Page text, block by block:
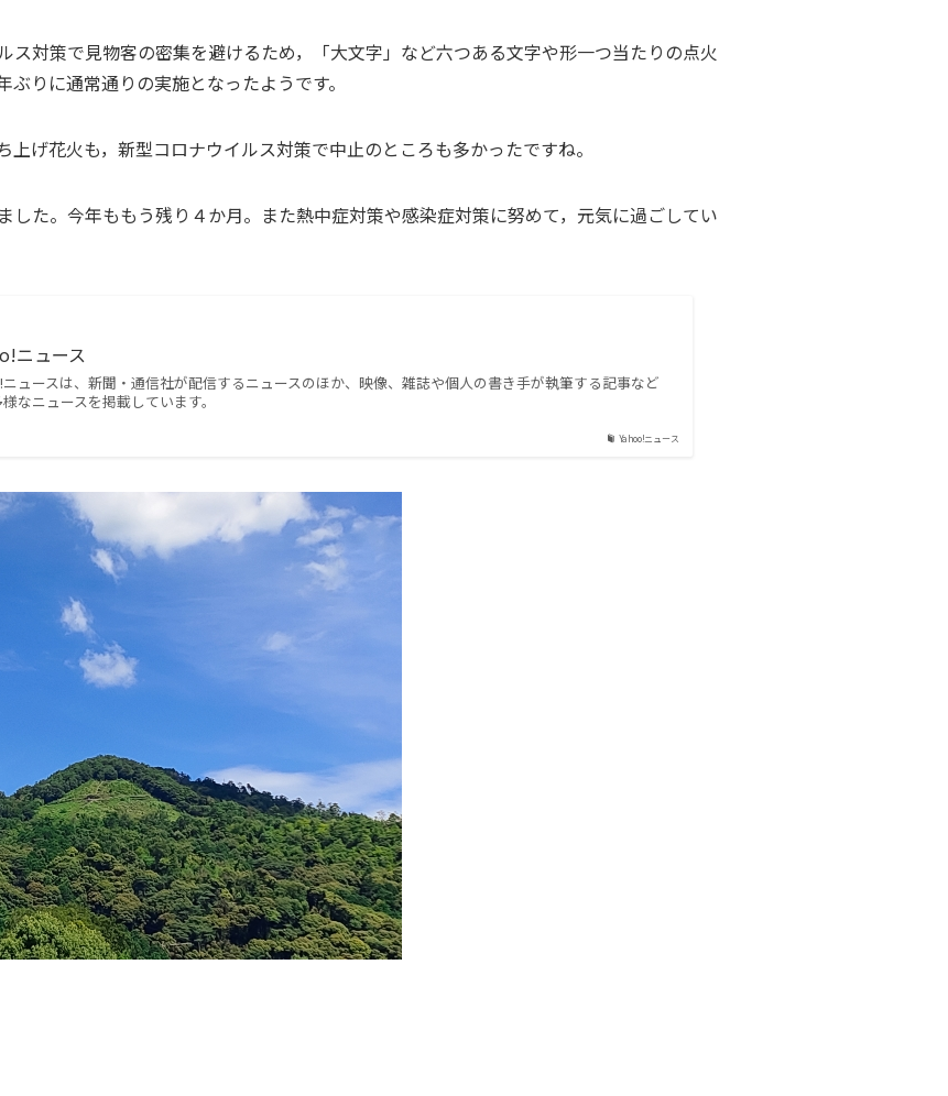
ス対策で見物客の密集を避けるため，「大文字」など六つある文字や形一つ当たりの点火
りに通常通りの実施となったようです。
げ花火も，新型コロナウイルス対策で中止のところも多かったですね。
した。今年ももう残り４か月。また熱中症対策や感染症対策に努めて，元気に過ごしてい
Yahoo!ニュース
ニュース
ニュースは、新聞・通信社が配信するニュースのほか、映像、雑誌や個人の書き手が執筆する記事など
なニュースを掲載しています。